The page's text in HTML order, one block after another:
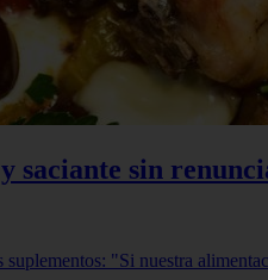
saciante sin